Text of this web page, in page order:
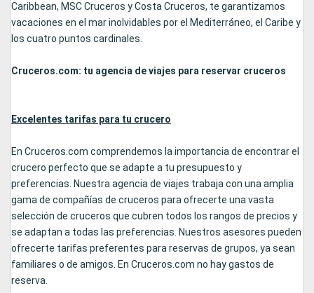
Caribbean, MSC Cruceros y Costa Cruceros, te garantizamos
vacaciones en el mar inolvidables por el Mediterráneo, el Caribe y
los cuatro puntos cardinales.
Cruceros.com: tu agencia de viajes para reservar cruceros
Excelentes tarifas para tu crucero
En Cruceros.com comprendemos la importancia de encontrar el
crucero perfecto que se adapte a tu presupuesto y
preferencias. Nuestra agencia de viajes trabaja con una amplia
gama de compañías de cruceros para ofrecerte una vasta
selección de cruceros que cubren todos los rangos de precios y
se adaptan a todas las preferencias. Nuestros asesores pueden
ofrecerte tarifas preferentes para reservas de grupos, ya sean
familiares o de amigos. En Cruceros.com no hay gastos de
reserva.